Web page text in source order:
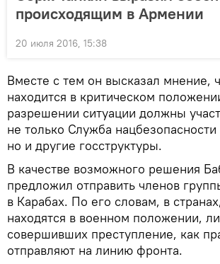
происходящим в Армении
20 июля 2016, 15:38
Вместе с тем он высказал мнение,
находится в критическом
разрешении ситуации должны
не только Служба
но и другие госструктуры.
В качестве возможного решения
предложил отправить членов
в Карабах. По его словам, в
находятся в военном положении,
совершивших преступление, как
отправляют на линию фронта.